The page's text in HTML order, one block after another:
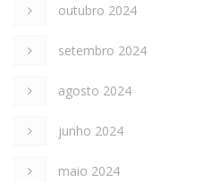
outubro 2024
setembro 2024
agosto 2024
junho 2024
maio 2024